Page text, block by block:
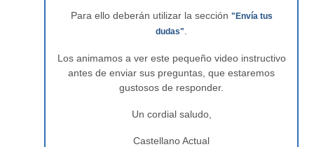
Para ello deberán utilizar la sección "Envía tus
dudas"
Los animamos a ver este pequeño video instructivo
antes de enviar sus preguntas, que estaremos
gustosos de responder.
Un cordial saludo,
Castellano Actual